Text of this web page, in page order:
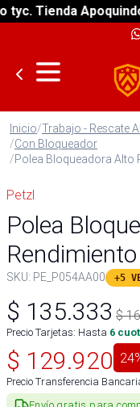
Tienda Apoquindo
Inicio/Trabajo - Rescate
/Con Bloqueador
/Polea Bloqueadora Alto
Petzl
Polea
SKU: PE_P054AA00 +5
$ 135.333 $
Precio Tarjetas: Hasta 6
$ 129.920 24
Precio Transferencia